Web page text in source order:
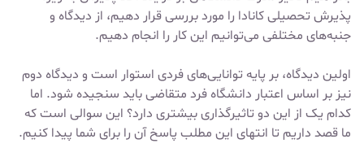
پذیرش تحصیلی کانادا را مورد بررسی قرار دهیم، از دیدگاه و
جنبه‌های مختلفی می‌توانیم این کار را انجام دهیم.
اولین دیدگاه، بر پایه توانایی‌های فردی استوار است و دیدگاه دوم
نیز بر اساس اعتبار دانشگاه فرد متقاضی باید سنجیده شود. اما
کدام یک از این دو تاثیرگذاری بیشتری دارد؟ این سوالی است که
ما قصد داریم تا انتهای این مطلب پاسخ آن را برای شما پیدا کنیم.